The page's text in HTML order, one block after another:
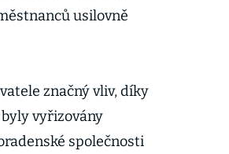
usilovně
značný vliv, díky
vyřizovány
společnosti